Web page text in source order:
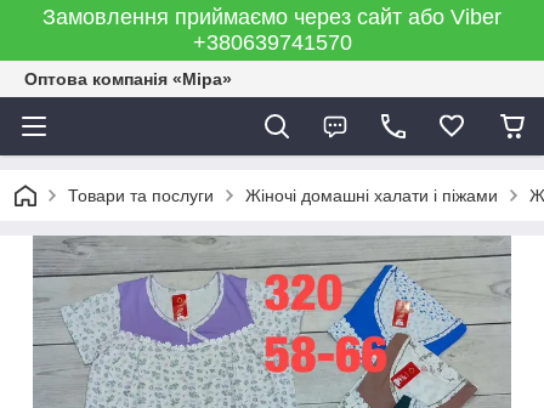
Замовлення приймаємо через сайт або Viber
+380639741570
Оптова компанія «Міра»
Товари та послуги Жіночі домашні халати і піжами